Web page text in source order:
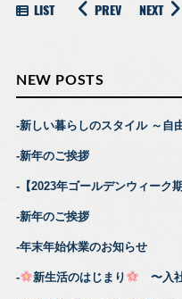
LIST PREV NEXT
NEW POSTS
新しい暮らしのスタイル ～自
新年のご挨拶
【2023年ゴールデンウィーク
新年のご挨拶
年末年始休業のお知らせ
新生活のはじまり 〜入